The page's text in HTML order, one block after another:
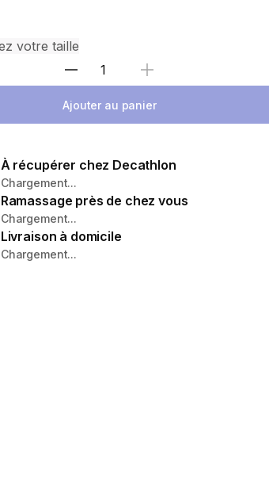
Sélectionnez la quantité
Ajouter au panier
À récupérer chez Decathlon
Chargement...
Ramassage près de chez vous
Chargement...
Livraison à domicile
Chargement...